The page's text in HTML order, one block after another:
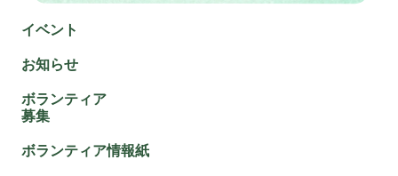
イベント
お知らせ
ボランティア
募集
ボランティア情報紙